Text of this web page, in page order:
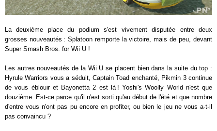
La deuxième place du podium s'est vivement disputée entre deux
grosses nouveautés : Splatoon remporte la victoire, mais de peu, devant
Super Smash Bros. for Wii U !
Les autres nouveautés de la Wii U se placent bien dans la suite du top :
Hyrule Warriors vous a séduit, Captain Toad enchanté, Pikmin 3 continue
de vous éblouir et Bayonetta 2 est là ! Yoshi's Woolly World n'est que
douzième. Est-ce parce qu'il n'est sorti qu'au début de l'été et que nombre
d'entre vous n'ont pas pu encore en profiter, ou bien le jeu ne vous a-t-il
pas convaincu ?